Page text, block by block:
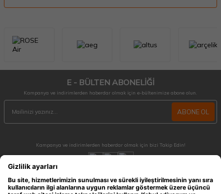
E - BÜLTEN ABONELİĞİ
Kampanya ve indirimlerden haberdar olmak için e-bültenimize abone olun.
ABONE OL
Kampanya ve indirimlerden haberdar olmak için bizi Takip Edin!
MÜŞTERİ HİZMETLERİ